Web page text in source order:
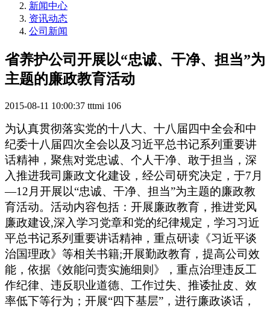
新闻中心
资讯动态
公司新闻
省养护公司开展以“忠诚、干净、担当”为
主题的廉政教育活动
2015-08-11 10:00:37 tttmi 106
为认真贯彻落实党的十八大、十八届四中全会和中
纪委十八届四次全会以及习近平总书记系列重要讲
话精神，聚焦对党忠诚、个人干净、敢于担当，深
入推进我司廉政文化建设，经公司研究决定，于7 月
—12 月开展以“忠诚、干净、担当”为主题的廉政教
育活动。活动内容包括： 开展廉政教育，推进党风
廉政建设,深入学习党章和党的纪律规定，学习习近
平总书记系列重要讲话精神，重点研读《习近平谈
治国理政》等相关书籍;开展勤政教育，提高公司效
能，依据《效能问责实施细则》，重点治理违反工
作纪律、违反职业道德、工作过失、推诿扯皮、效
率低下等行为；开展“四下基层”，进行廉政谈话，